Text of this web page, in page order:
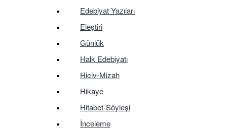
Edebiyat Yazıları
Eleştiri
Günlük
Halk Edebiyatı
Hiciv-Mizah
Hikaye
Hitabet-Söyleşi
İnceleme